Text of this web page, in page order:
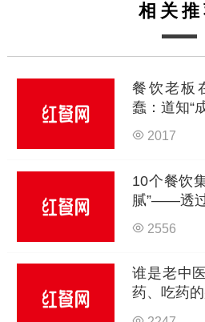
相关推
餐饮老板
蠢：道知“
2017
10个餐饮
腻”——透
2556
谁是老中
药、吃药